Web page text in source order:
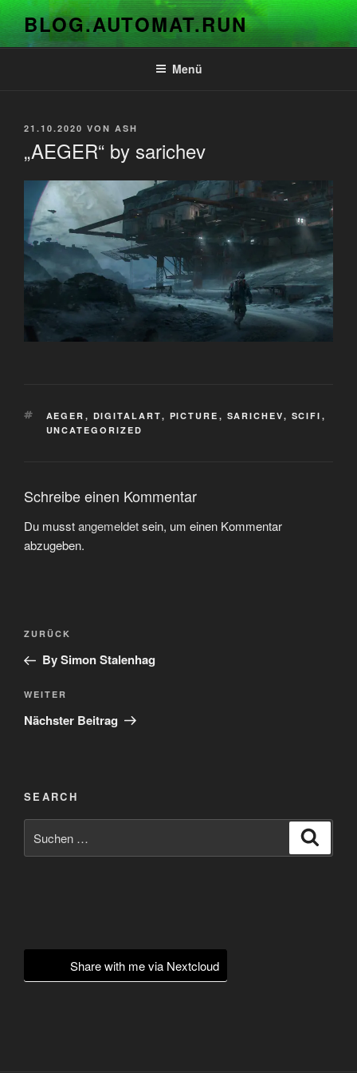
Zum
Inhalt
springen
BLOG.AUTOMAT.RUN
Menü
VERÖFFENTLICHT
21.10.2020 VON ASH
„AEGER“ by sarichev
SCHLAGWÖRTER
AEGER , DIGITALART, PICTURE , SARICHEV, SCIFI ,
UNCATEGORIZED
Schreibe einen Kommentar
Du musstangemeldetsein, um einen Kommentar
abzugeben.
Beitragsnavigation
Vorheriger
Beitrag
ZURÜCK
By Simon Stalenhag
Nächster
Beitrag
WEITER
Nächster Beitrag
SEARCH
nach:
Share with me via Nextcloud